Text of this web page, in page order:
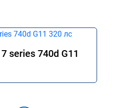
series 740d G11